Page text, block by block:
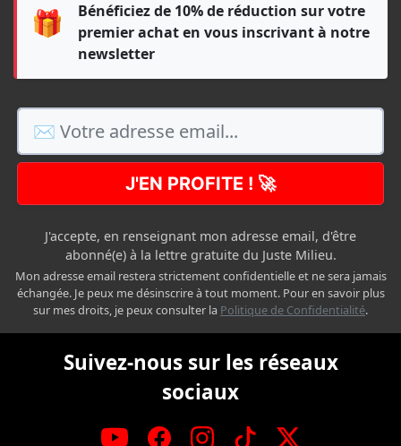
🎁
Bénéficiez de 10% de réduction sur votre
premier achat en vous inscrivant à notre
newsletter
J'EN PROFITE ! 🚀
J'accepte, en renseignant mon adresse email, d'être
abonné(e) à la lettre gratuite du Juste Milieu.
Mon adresse email restera strictement confidentielle et ne sera jamais
échangée. Je peux me désinscrire à tout moment. Pour en savoir plus
sur mes droits, je peux consulter la Politique de Confidentialité.
Suivez-nous sur les réseaux
sociaux